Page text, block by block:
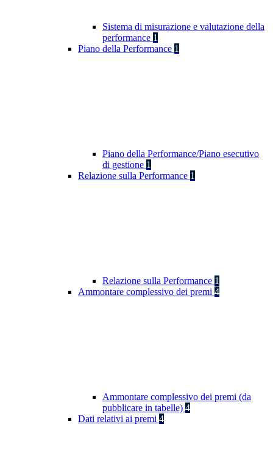
Sistema di misurazione e valutazione della
performance 1
Piano della Performance 1
Piano della Performance/Piano esecutivo
di gestione 1
Relazione sulla Performance 1
Relazione sulla Performance 1
Ammontare complessivo dei premi 4
Ammontare complessivo dei premi (da
pubblicare in tabelle) 4
Dati relativi ai premi 4